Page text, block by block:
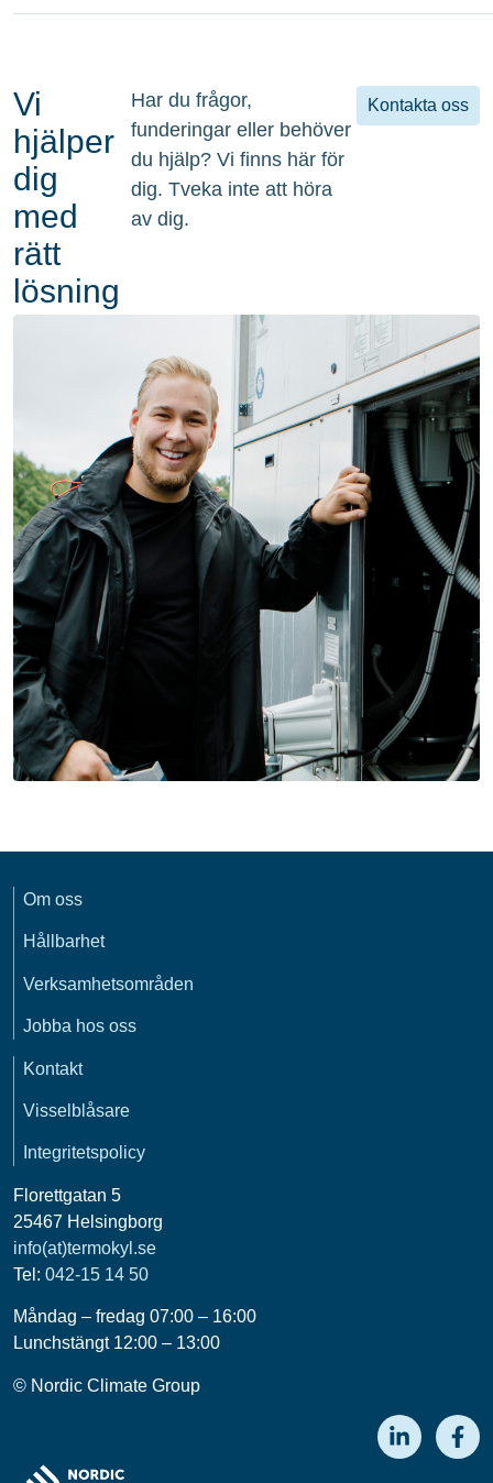
Vi
hjälper
dig
med
rätt
lösning
Har du frågor,
funderingar eller behöver
du hjälp? Vi finns här för
dig. Tveka inte att höra
av dig.
Kontakta oss
Om oss
Hållbarhet
Verksamhetsområden
Jobba hos oss
Kontakt
Visselblåsare
Integritetspolicy
Florettgatan 5
25467 Helsingborg
info(at)termokyl.se
Tel: 042-15 14 50
Måndag – fredag 07:00 – 16:00
Lunchstängt 12:00 – 13:00
© Nordic Climate Group